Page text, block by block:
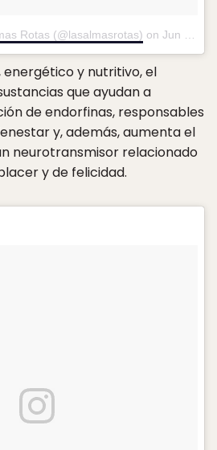
Rotas (@lasalmasrotas) on Jun 21, 2018 at 7:19am PDT
energético y nutritivo, el
que ayudan a
de endorfinas, responsables
y, además, aumenta el
neurotransmisor relacionado
y de felicidad.